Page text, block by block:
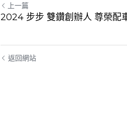
上一篇
2024 步步 雙鑽創辦人 尊榮配
返回網站